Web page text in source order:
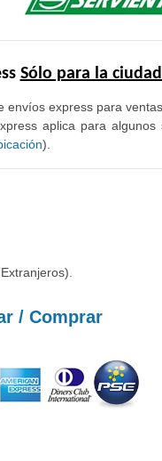
Sólo para la
express para
aplica para
).
/ Comprar